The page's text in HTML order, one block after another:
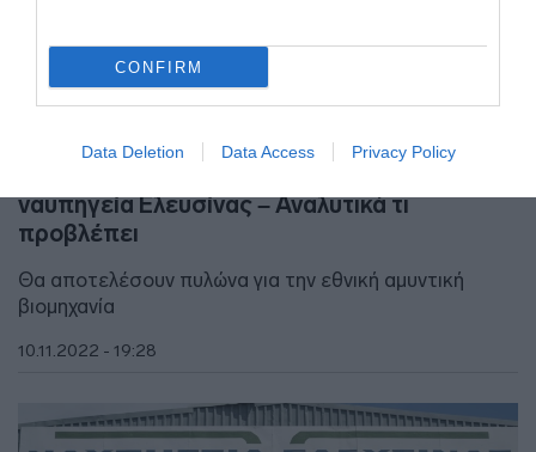
CONFIRM
Data Deletion Data Access Privacy Policy
ναυπηγεία Ελευσίνας – Αναλυτικά τι
προβλέπει
Θα αποτελέσουν πυλώνα για την εθνική αμυντική
βιομηχανία
10.11.2022 - 19:28